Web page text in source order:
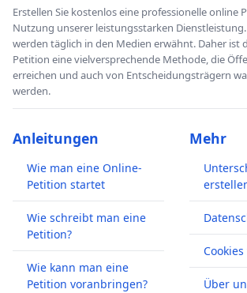
Erstellen Sie kostenlos eine professionelle online
Nutzung unserer leistungsstarken
werden täglich in den Medien erwähnt. Daher ist
Petition eine vielversprechende Methode, die
erreichen und auch von Entscheidungsträgern
werden.
Anleitungen
Wie man eine Online-
Petition startet
Wie schreibt man eine
Petition?
Wie kann man eine
Petition voranbringen?
Mehr
Über